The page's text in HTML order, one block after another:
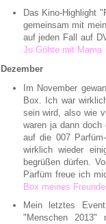
Das Kino-Highlight
gemeinsam mit
auf jeden Fall auf
Ju Göhte mit Mama
Dezember
Im November
Box. Ich war
sein wird, also wie
waren ja dann doch
auf die 007
wirklich wieder
begrüßen dürfen.
Parfüm freue ich
Box meines
Mein letztes
"Menschen 2013"